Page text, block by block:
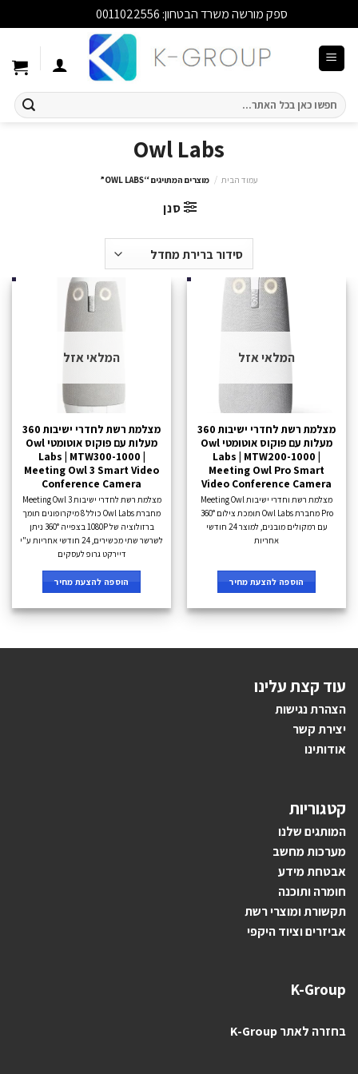
ספק מורשה משרד הבטחון: 0011022556
חיפוש
עבור:
Owl Labs
עמוד הבית / מוצרים המתויגים “OWL LABS”
סנן
המלאי אזל
מצלמת רשת לחדרי ישיבות 360
מעלות עם פוקוס אוטומטי Owl
Labs | MTW200-1000 |
Meeting Owl Pro Smart
Video Conference Camera
מצלמת רשת וחדרי ישיבות Meeting Owl
Pro מחברת Owl Labs תומכת צילום 360°
עם רמקולים מובנים, למוצר 24 חודשי
אחריות
הוספה להצעת מחיר
המלאי אזל
מצלמת רשת לחדרי ישיבות 360
מעלות עם פוקוס אוטומטי Owl
Labs | MTW300-1000 |
Meeting Owl 3 Smart Video
Conference Camera
מצלמת רשת לחדרי ישיבות Meeting Owl 3
מחברת Owl Labs כולל 8 מיקרופונים תומך
ברזולוציה של 1080P בצפייה 360° ניתן
לשרשר שתי מכשירים, 24 חודשי אחריות ע"י
דיירקט גרופ לעסקים
הוספה להצעת מחיר
עוד קצת עלינו
הצהרת נגישות
יצירת קשר
אודותינו
קטגוריות
המותגים שלנו
מערכות מחשב
אבטחת מידע
חומרה ותוכנה
תקשורת ומוצרי רשת
אביזרים וציוד היקפי
K-Group
בחזרה לאתר K-Group